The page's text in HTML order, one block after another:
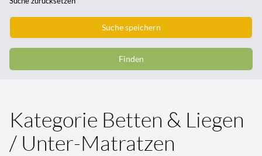
Suche speichern
Finden
Kategorie Betten & Liegen
/ Unter-Matratzen